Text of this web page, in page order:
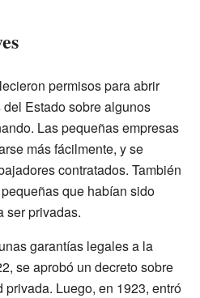
permisos para abrir
Estado sobre algunos
Las pequeñas empresas
más fácilmente, y se
contratados. También
que habían sido
ser privadas.
garantías legales a la
se aprobó un decreto sobre
Luego, en 1923, entró